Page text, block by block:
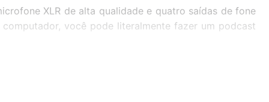
XLR de alta qualidade e quatro saídas de fone
você pode literalmente fazer um podcast